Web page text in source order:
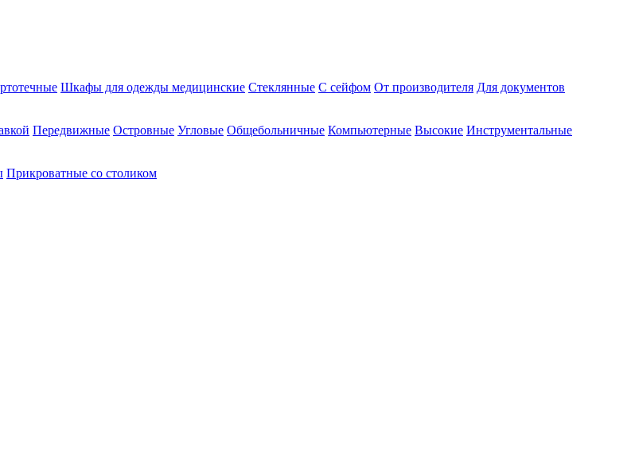
Шкафы для одежды медицинские Стеклянные С сейфом От производителя Для документов
Передвижные Островные Угловые Общебольничные Компьютерные Высокие Инструментальные
Прикроватные со столиком